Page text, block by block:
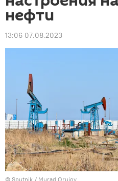
нефти
13:06 07.08.2023
© Sputnik / Murad Orujov